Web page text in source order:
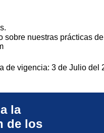
nuestras prácticas
de vigencia: 3 de Julio del
la
de los